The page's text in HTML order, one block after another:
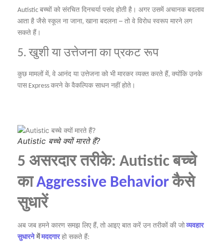
Autistic बच्चों को संरचित दिनचर्या पसंद होती है। अगर उसमें अचानक बदलाव
आता है जैसे स्कूल ना जाना, खाना बदलना – तो वे विरोध स्वरूप मारने लग
सकते हैं।
5.खुशीयाउत्तेजनाकाप्रकटरूप
कुछ मामलों में, वे आनंद या उत्तेजना को भी मारकर व्यक्त करते हैं, क्योंकि उनके
पासExpress करने के वैकल्पिक साधन नहीं होते।
Autistic बच्चे क्यों मारते हैं?
5 असरदारतरीके: Autisticबच्चे
का Aggressive Behavior कैसे
सुधारें
अब जब हमने कारण समझ लिए हैं, तो आइए बात करें उन तरीकों की जोव्यवहार
सुधारनेमेंमददगार हो सकते हैं: